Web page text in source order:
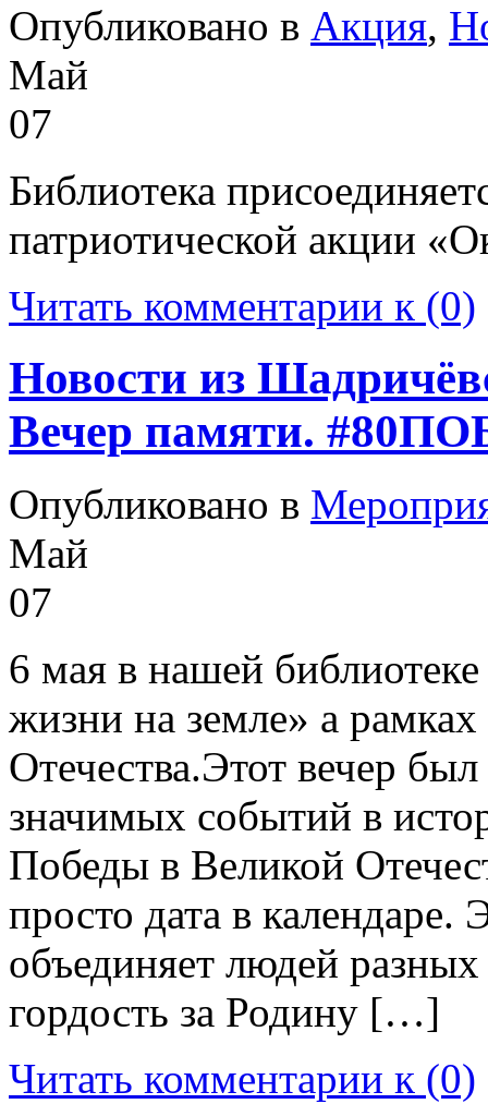
Опубликовано в Акция,
Май
07
Библиотека
патриотической акции
Читать комментарии к (0)
Новости из
Вечер памяти.
Опубликовано в
Май
07
6 мая в нашей
жизни на земле» а
Отечества.Этот вечер
значимых событий в
Победы в Великой
просто дата в календаре.
объединяет людей
гордость за Родину […]
Читать комментарии к (0)